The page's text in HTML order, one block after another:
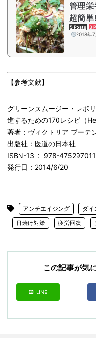
管理
超簡
ック冷
5 Posts 3
2018年7
【参考文献】
グリーンスムージー・レボ
進するための170レシピ（
著者：ヴィクトリア ブーテ
出版社：医道の日本社
ISBN-13 ‏ : ‎ 978-
発行日：2014/6/20
アンチエイジング ダイ
日焼け対策
疲労回復
この記事が気
LINE